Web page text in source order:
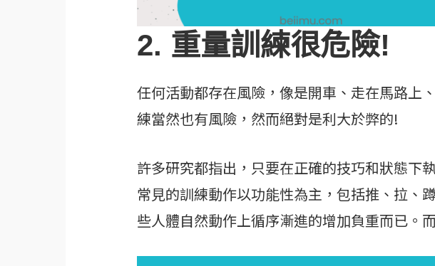
2. 重量訓練很危險!
任何活動都存在風險，像是開車、走在馬路上
練當然也有風險，然而絕對是利大於弊的!
許多研究都指出，只要在正確的技巧和狀態下
常見的訓練動作以功能性為主，包括推、拉、
些人體自然動作上循序漸進的增加負重而已。